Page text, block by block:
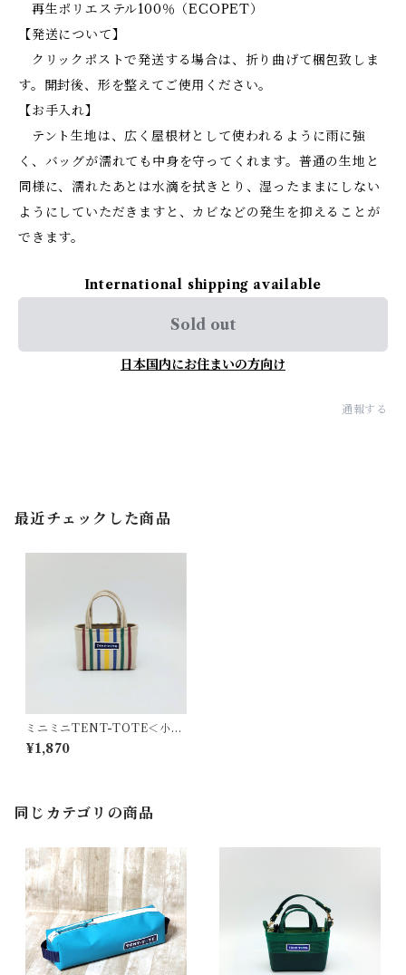
再生ポリエステル100％（ECOPET）
【発送について】
クリックポストで発送する場合は、折り曲げて梱包致しま
す。開封後、形を整えてご使用ください。
【お手入れ】
テント生地は、広く屋根材として使われるように雨に強
く、バッグが濡れても中身を守ってくれます。普通の生地と
同様に、濡れたあとは水滴を拭きとり、湿ったままにしない
ようにしていただきますと、カビなどの発生を抑えることが
できます。
International shipping available
Sold out
日本国内にお住まいの方向け
通報する
最近チェックした商品
ミニミニTENT-TOTE＜小物
入れ＞K-0397-Y
¥1,870
同じカテゴリの商品